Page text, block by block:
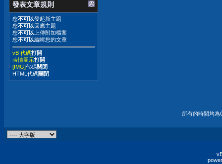
發表文章規則
您不可以發起新主題
您不可以 回應主題
您不可以 上傳附加檔案
您不可以編輯您的文章
vB 代碼打開
表情圖示打開
[IMG]代碼關閉
HTML代碼關閉
所有的時間均為